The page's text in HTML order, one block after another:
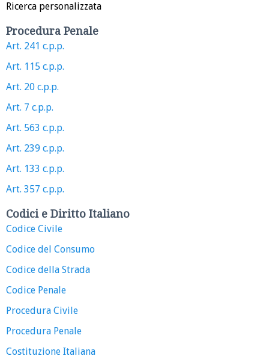
Ricerca personalizzata
Procedura Penale
Art. 241 c.p.p.
Art. 115 c.p.p.
Art. 20 c.p.p.
Art. 7 c.p.p.
Art. 563 c.p.p.
Art. 239 c.p.p.
Art. 133 c.p.p.
Art. 357 c.p.p.
Codici e Diritto Italiano
Codice Civile
Codice del Consumo
Codice della Strada
Codice Penale
Procedura Civile
Procedura Penale
Costituzione Italiana